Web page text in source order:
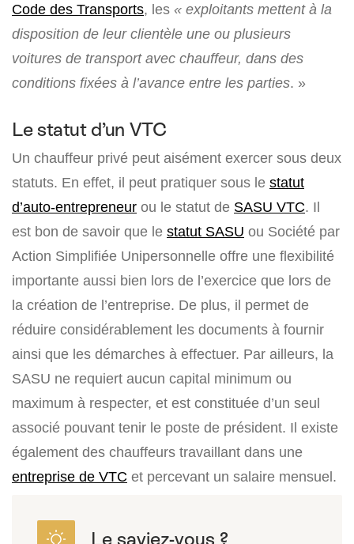
Code des Transports, les « exploitants mettent à la
disposition de leur clientèle une ou plusieurs
voitures de transport avec chauffeur, dans des
conditions fixées à l’avance entre les parties. »
Le statut d’un VTC
Un chauffeur privé peut aisément exercer sous deux
statuts. En effet, il peut pratiquer sous le statut
d’auto-entrepreneur ou le statut de SASU VTC. Il
est bon de savoir que le statut SASU ou Société par
Action Simplifiée Unipersonnelle offre une flexibilité
importante aussi bien lors de l’exercice que lors de
la création de l’entreprise. De plus, il permet de
réduire considérablement les documents à fournir
ainsi que les démarches à effectuer. Par ailleurs, la
SASU ne requiert aucun capital minimum ou
maximum à respecter, et est constituée d’un seul
associé pouvant tenir le poste de président. Il existe
également des chauffeurs travaillant dans une
entreprise de VTC et percevant un salaire mensuel.